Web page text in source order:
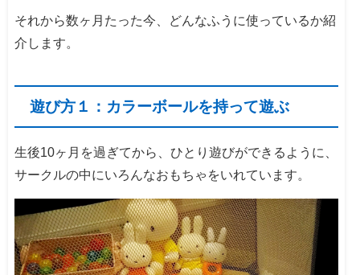
それから数ヶ月たった今、どんなふうに使っているか紹
介します。
遊び方１：カラーボールを持って遊ぶ
生後10ヶ月を過ぎてから、ひとり遊びができるように、
サークルの中にいろんなおもちゃをいれています。